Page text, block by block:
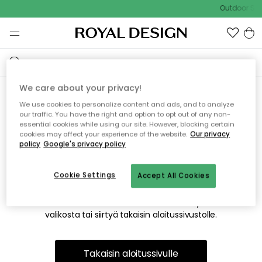
Outdoor
Emme valitettavasti löydä
etsimääsi sivua
Tämä voi johtua siitä, että sivua ei enää ole tai siitä, että se
on siirretty muualle. Pahoittelemme tästä mahdollisesti
valikosta tai siirtyä takaisin aloitussivustolle.
Takaisin aloitussivulle
We care about your privacy!
We use cookies to personalize content and ads, and to analyze
our traffic. You have the right and option to opt out of any non-
essential cookies while using our site. However, blocking certain
cookies may affect your experience of the website. Our privacy
policy Google's privacy policy
Accept All Cookies
Cookie Settings